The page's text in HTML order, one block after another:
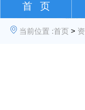
首 页
当前位置 :首页 >